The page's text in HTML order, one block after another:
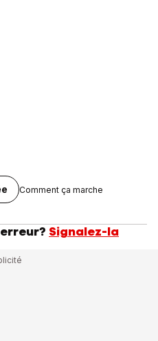
Comment ça marche
Signalez-la